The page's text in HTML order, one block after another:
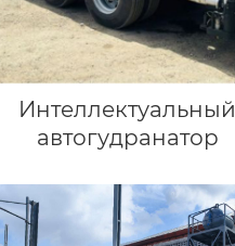
Интеллектуальный
автогудранатор